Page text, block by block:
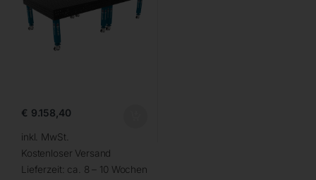
€ 9.158,40
inkl. MwSt.
Kostenloser Versand
Lieferzeit: ca. 8 – 10 Wochen